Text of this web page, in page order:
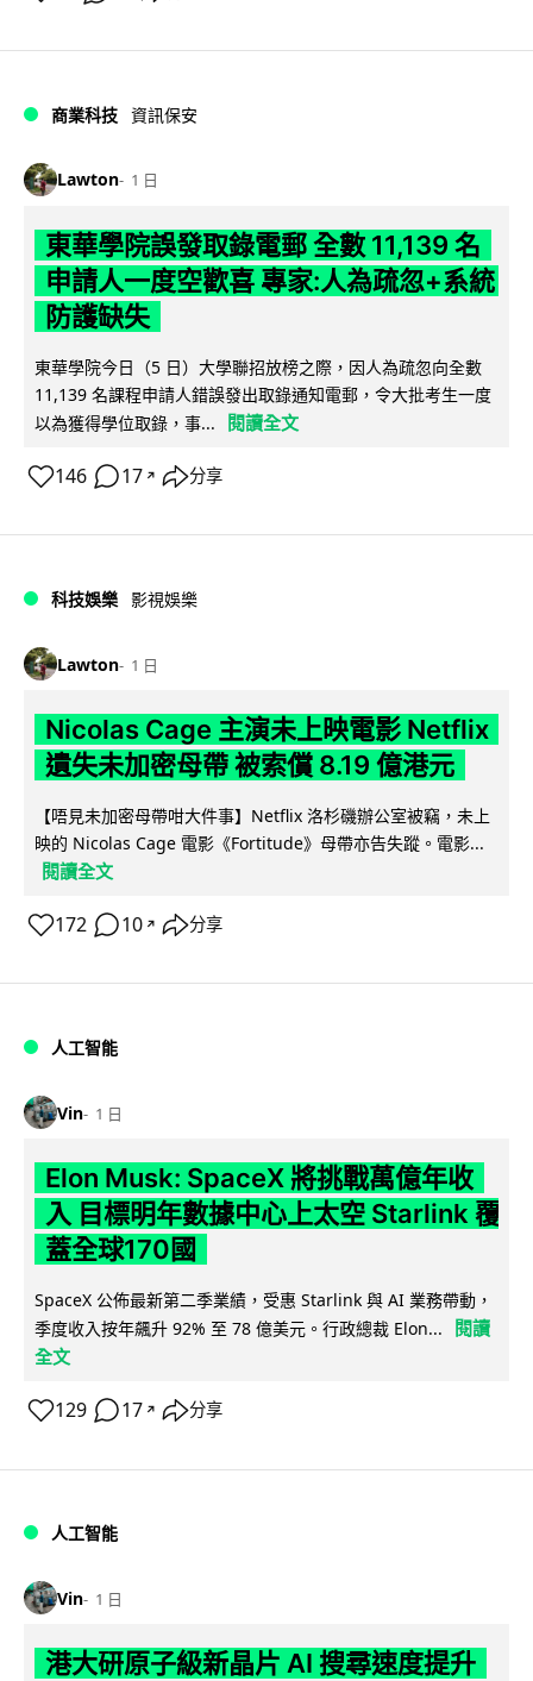
商業科技 資訊保安
Lawton 1 日
東華學院誤發取錄電郵 全數 11,139 名
申請人一度空歡喜 專家:人為疏忽+系統
防護缺失
東華學院今日（5 日）大學聯招放榜之際，因人為疏忽向全數
11,139 名課程申請人錯誤發出取錄通知電郵，令大批考生一度
以為獲得學位取錄，事...
閱讀全文
146 17 ↗ 分享
科技娛樂 影視娛樂
Lawton 1 日
Nicolas Cage 主演未上映電影 Netflix
遺失未加密母帶 被索償 8.19 億港元
【唔見未加密母帶咁大件事】Netflix 洛杉磯辦公室被竊，未上
映的 Nicolas Cage 電影《Fortitude》母帶亦告失蹤。電影...
閱讀全文
172 10 ↗ 分享
人工智能
Vin 1 日
Elon Musk: SpaceX 將挑戰萬億年收
入 目標明年數據中心上太空 Starlink 覆
蓋全球170國
SpaceX 公佈最新第二季業績，受惠 Starlink 與 AI 業務帶動，
季度收入按年飆升 92% 至 78 億美元。行政總裁 Elon...
閱讀
全文
129 17 ↗ 分享
人工智能
Vin 1 日
港大研原子級新晶片 AI 搜尋速度提升